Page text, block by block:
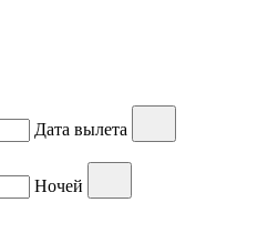
Дата вылета
Ночей